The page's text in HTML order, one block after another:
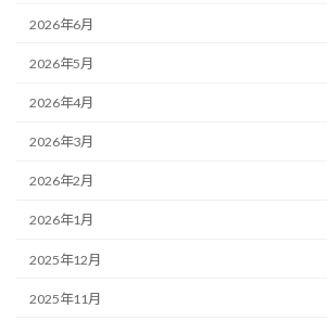
2026年6月
2026年5月
2026年4月
2026年3月
2026年2月
2026年1月
2025年12月
2025年11月